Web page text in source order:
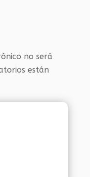
no será
están